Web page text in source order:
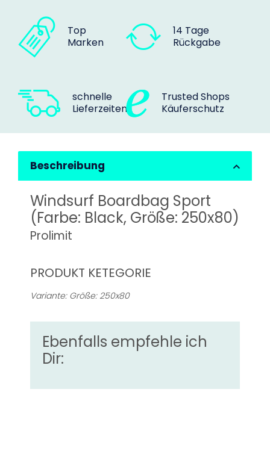
Top
Marken
14 Tage
Rückgabe
schnelle
Lieferzeiten
Trusted Shops
Käuferschutz
Beschreibung
Windsurf Boardbag Sport
(Farbe: Black, Größe: 250x80)
Prolimit
PRODUKT KETEGORIE
Variante: Größe: 250x80
Ebenfalls empfehle ich
Dir: